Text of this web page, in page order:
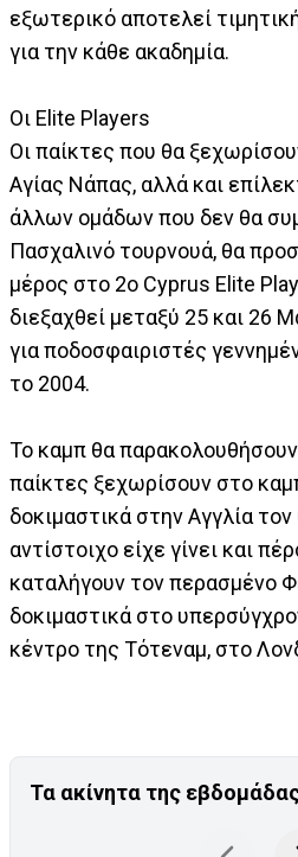
εξωτερικό αποτελεί
για την κάθε ακαδημία.
Οι Elite Players
Οι παίκτες που θα
Αγίας Νάπας, αλλά και
άλλων ομάδων που δεν θα
Πασχαλινό τουρνουά, θα
μέρος στο 2o Cyprus Elite
διεξαχθεί μεταξύ 25 και 26
για ποδοσφαιριστές
το 2004.
Το καμπ θα
παίκτες ξεχωρίσουν στο
δοκιμαστικά στην Αγγλία
αντίστοιχο είχε γίνει και
καταλήγουν τον περασμένο
δοκιμαστικά στο
κέντρο της Τότεναμ, στο
Τα ακίνητα της